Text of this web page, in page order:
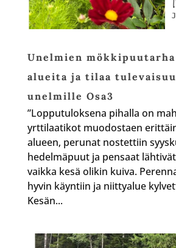
Unelmien
alueita ja tilaa
unelmille Osa3
”Lopputuloksena pihalla on
yrttilaatikot muodostaen
alueen, perunat nostettiin
hedelmäpuut ja pensaat
vaikka kesä olikin kuiva.
hyvin käyntiin ja niittyalue
Kesän...